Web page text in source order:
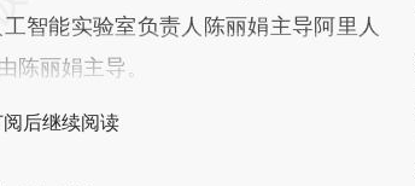
智能实验室负责人陈丽娟主导阿里人
陈丽娟主导。
后继续阅读